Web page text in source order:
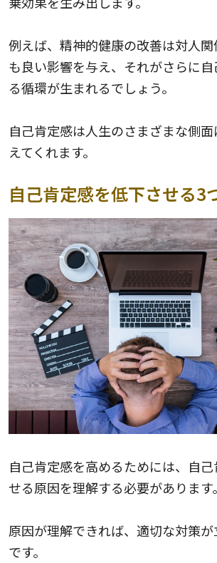
例えば、精神的健康の改善は対人
も良い影響を与え、それがさらに
る循環が生まれるでしょう。
自己肯定感は人生のさまざまな側
えてくれます。
自己肯定感を低下させる3
自己肯定感を高めるためには、自
せる原因を理解する必要があります。
原因が理解できれば、適切な対策
です。